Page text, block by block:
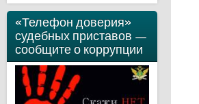
«Телефон доверия»
судебных приставов —
сообщите о коррупции